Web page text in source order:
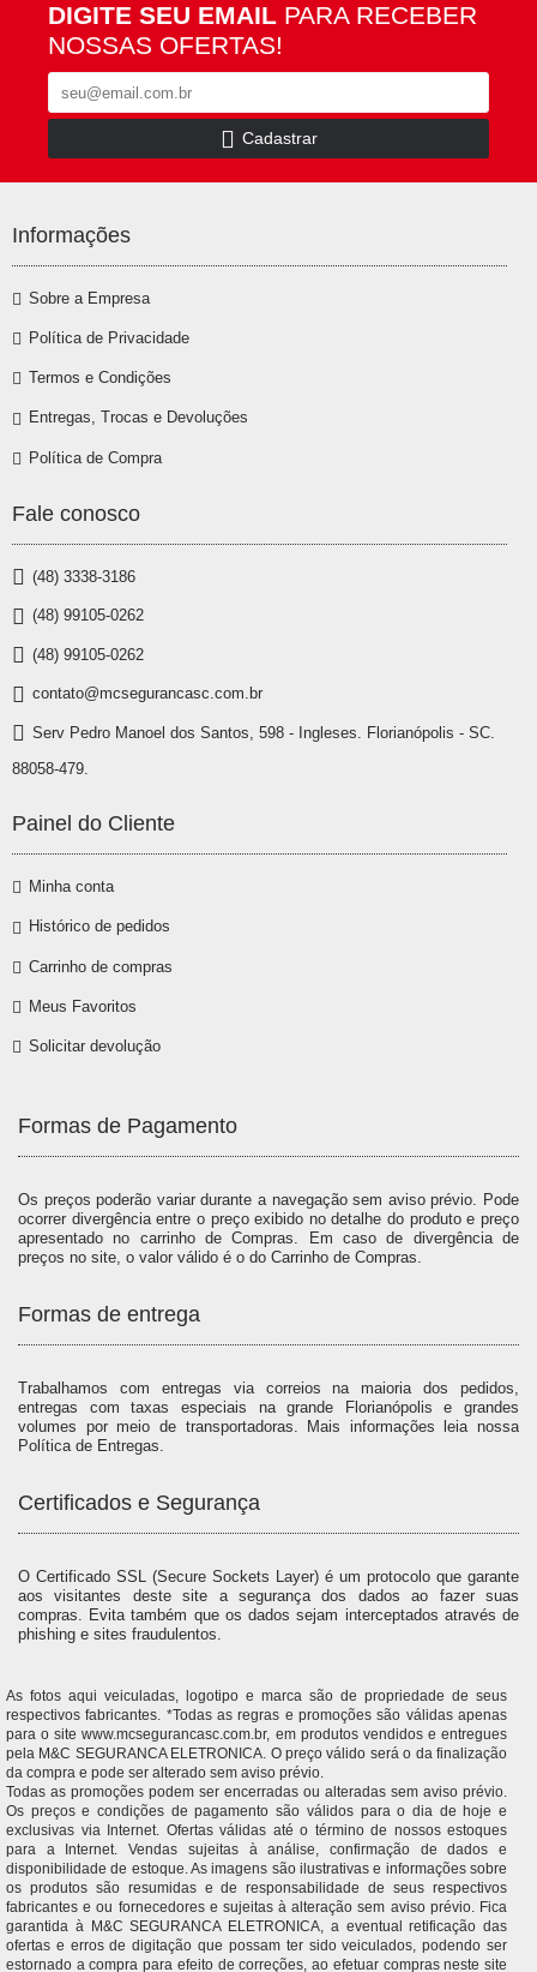
DIGITE SEU EMAIL PARA RECEBER
NOSSAS OFERTAS!
Cadastrar
Informações
Sobre a Empresa
Política de Privacidade
Termos e Condições
Entregas, Trocas e Devoluções
Política de Compra
Fale conosco
(48) 3338-3186
(48) 99105-0262
(48) 99105-0262
contato@mcsegurancasc.com.br
Serv Pedro Manoel dos Santos, 598 - Ingleses. Florianópolis - SC.
88058-479.
Painel do Cliente
Minha conta
Histórico de pedidos
Carrinho de compras
Meus Favoritos
Solicitar devolução
Formas de Pagamento
Os preços poderão variar durante a navegação sem aviso prévio. Pode
ocorrer divergência entre o preço exibido no detalhe do produto e preço
apresentado no carrinho de Compras. Em caso de divergência de
preços no site, o valor válido é o do Carrinho de Compras.
Formas de entrega
Trabalhamos com entregas via correios na maioria dos pedidos,
entregas com taxas especiais na grande Florianópolis e grandes
volumes por meio de transportadoras. Mais informações leia nossa
Política de Entregas.
Certificados e Segurança
O Certificado SSL (Secure Sockets Layer) é um protocolo que garante
aos visitantes deste site a segurança dos dados ao fazer suas
compras. Evita também que os dados sejam interceptados através de
phishing e sites fraudulentos.
As fotos aqui veiculadas, logotipo e marca são de propriedade de seus
respectivos fabricantes. *Todas as regras e promoções são válidas apenas
para o site www.mcsegurancasc.com.br, em produtos vendidos e entregues
pela M&C SEGURANCA ELETRONICA. O preço válido será o da finalização
da compra e pode ser alterado sem aviso prévio.
Todas as promoções podem ser encerradas ou alteradas sem aviso prévio.
Os preços e condições de pagamento são válidos para o dia de hoje e
exclusivas via Internet. Ofertas válidas até o término de nossos estoques
para a Internet. Vendas sujeitas à análise, confirmação de dados e
disponibilidade de estoque. As imagens são ilustrativas e informações sobre
os produtos são resumidas e de responsabilidade de seus respectivos
fabricantes e ou fornecedores e sujeitas à alteração sem aviso prévio. Fica
garantida à M&C SEGURANCA ELETRONICA, a eventual retificação das
ofertas e erros de digitação que possam ter sido veiculados, podendo ser
estornado a compra para efeito de correções, ao efetuar compras neste site